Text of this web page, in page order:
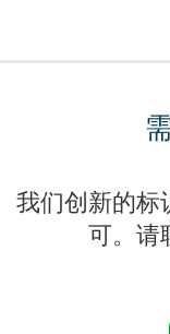
我们创新的标
可。请